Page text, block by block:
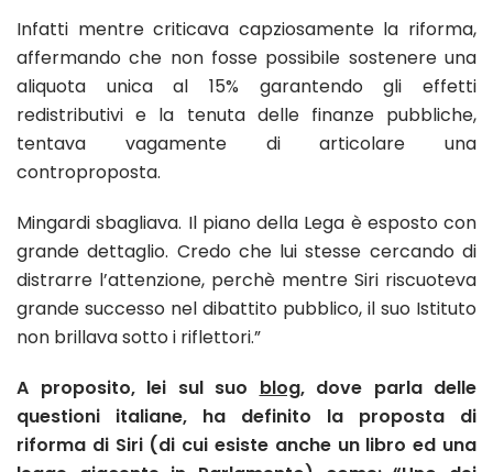
Infatti mentre criticava capziosamente la riforma,
affermando che non fosse possibile sostenere una
aliquota unica al 15% garantendo gli effetti
redistributivi e la tenuta delle finanze pubbliche,
tentava vagamente di articolare una
controproposta.
Mingardi sbagliava. Il piano della Lega è esposto con
grande dettaglio. Credo che lui stesse cercando di
distrarre l’attenzione, perchè mentre Siri riscuoteva
grande successo nel dibattito pubblico, il suo Istituto
non brillava sotto i riflettori.”
A proposito, lei sul suo blog, dove parla delle
questioni italiane, ha definito la proposta di
riforma di Siri (di cui esiste anche un libro ed una